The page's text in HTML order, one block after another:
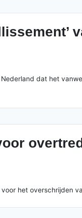
dat het
het overschrijden